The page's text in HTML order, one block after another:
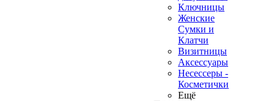
Ключницы
Женские
Сумки и
Клатчи
Визитницы
Аксессуары
Несессеры -
Косметички
Ещё